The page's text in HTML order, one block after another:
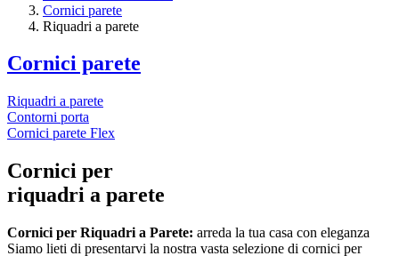
Cornici parete
Riquadri a parete
Cornici parete
Riquadri a parete
Contorni porta
Cornici parete Flex
Cornici per
riquadri a parete
Cornici per Riquadri a Parete: arreda la tua casa con eleganza
Siamo lieti di presentarvi la nostra vasta selezione di cornici per